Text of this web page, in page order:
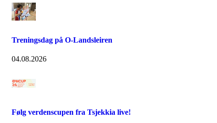
Treningsdag på O-Landsleiren
04.08.2026
Følg verdenscupen fra Tsjekkia live!